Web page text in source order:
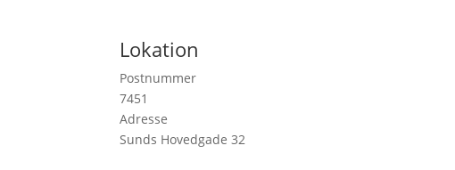
Lokation
Postnummer
7451
Adresse
Sunds Hovedgade 32